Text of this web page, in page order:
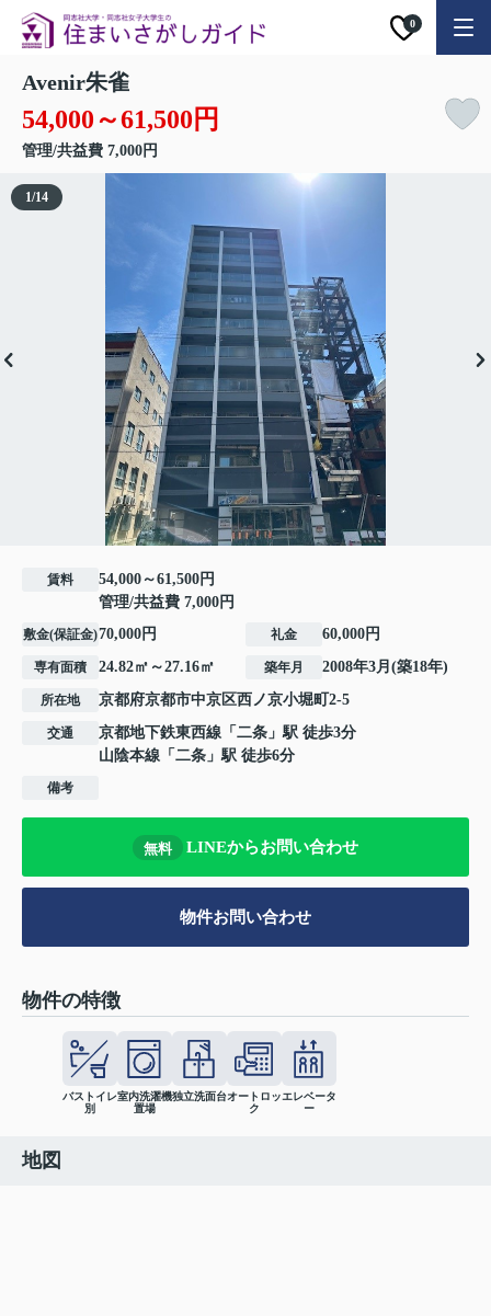
0
Avenir朱雀
54,000～61,500円
管理/共益費 7,000円
1/14
賃料
54,000～61,500円
管理/共益費 7,000円
敷金(保証金)70,000円 礼金 60,000円
専有面積 24.82㎡～27.16㎡ 築年月 2008年3月(築18年)
所在地 京都府京都市中京区西ノ京小堀町 2-5
交通 京都地下鉄東西線 「 二条 」駅 徒歩3分
山陰本線 「 二条 」駅 徒歩6分
備考
無料 LINEからお問い合わせ
物件お問い合わせ
物件の特徴
バストイレ
別
室内洗濯機
置場
独立洗面台オートロッ
ク
エレベータ
ー
地図